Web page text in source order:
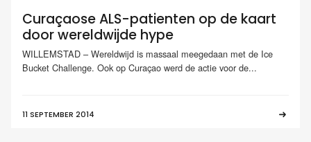
Curaçaose ALS-patienten op de kaart
door wereldwijde hype
WILLEMSTAD – Wereldwijd is massaal meegedaan met de Ice
Bucket Challenge. Ook op Curaçao werd de actie voor de...
11 SEPTEMBER 2014